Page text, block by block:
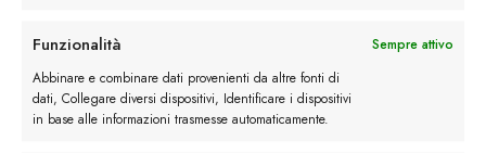
Funzionalità
Sempre attivo
Abbinare e combinare dati provenienti da altre fonti di
dati, Collegare diversi dispositivi, Identificare i dispositivi
in base alle informazioni trasmesse automaticamente.
Servizio Clienti